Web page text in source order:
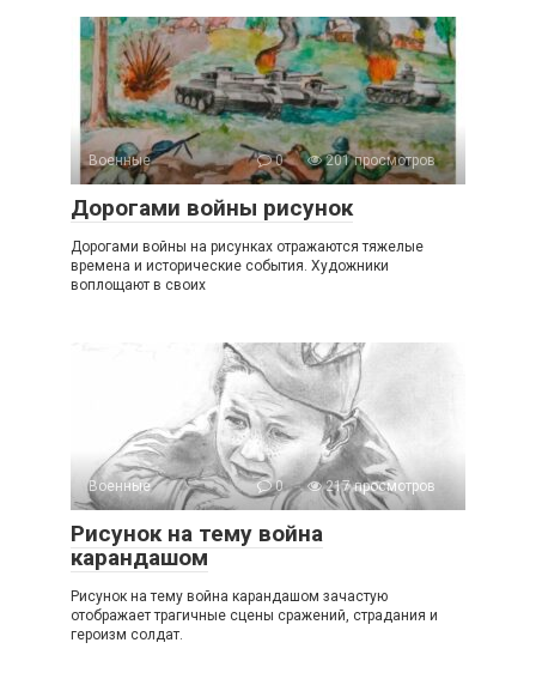
Военные 0 201 просмотров
Дорогами войны рисунок
Дорогами войны на рисунках отражаются тяжелые
времена и исторические события. Художники
воплощают в своих
Военные 0 217 просмотров
Рисунок на тему война
карандашом
Рисунок на тему война карандашом зачастую
отображает трагичные сцены сражений, страдания и
героизм солдат.